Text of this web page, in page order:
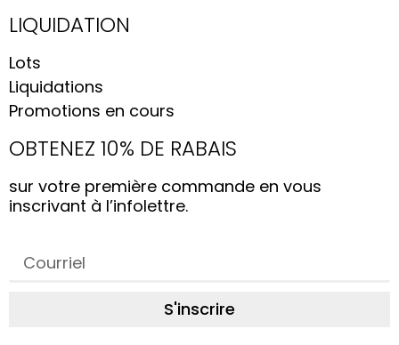
LIQUIDATION
Lots
Liquidations
Promotions en cours
OBTENEZ 10% DE RABAIS
sur votre première commande en vous
inscrivant à l’infolettre.
S'inscrire